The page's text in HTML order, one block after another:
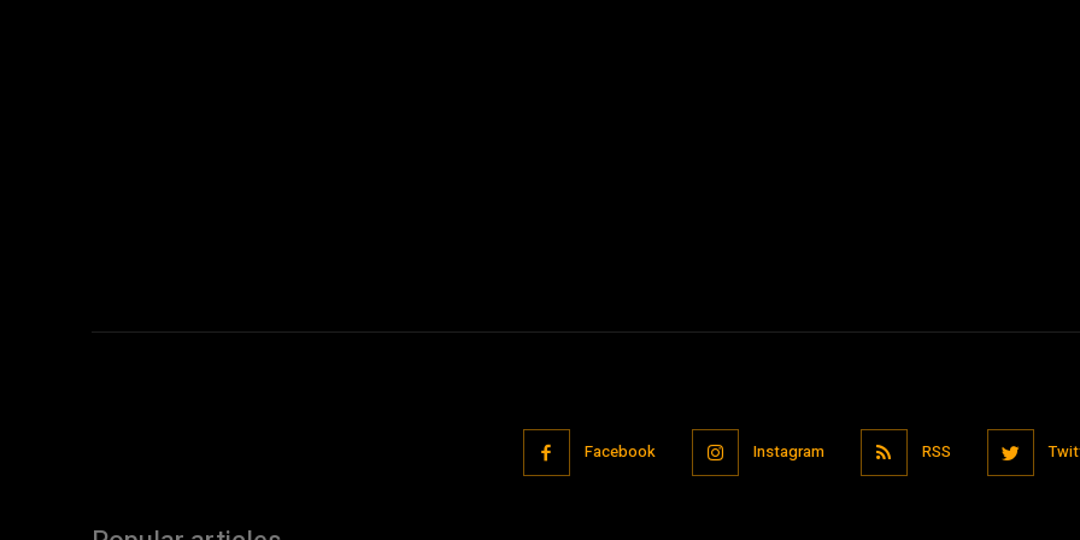
Facebook Instagram RSS